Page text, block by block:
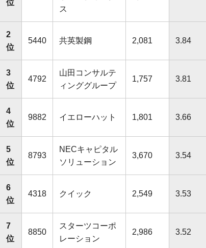
位
ス
2
位
5440 共英製鋼 2,081 3.84
3
位
4792
山田コンサルテ
ィンググループ
1,757 3.81
4
位
9882 イエローハット 1,801 3.66
5
位
8793
NECキャピタル
ソリューション
3,670 3.54
6
位
4318 クイック 2,549 3.53
7
位
8850
スターツコーポ
レーション
2,986 3.52